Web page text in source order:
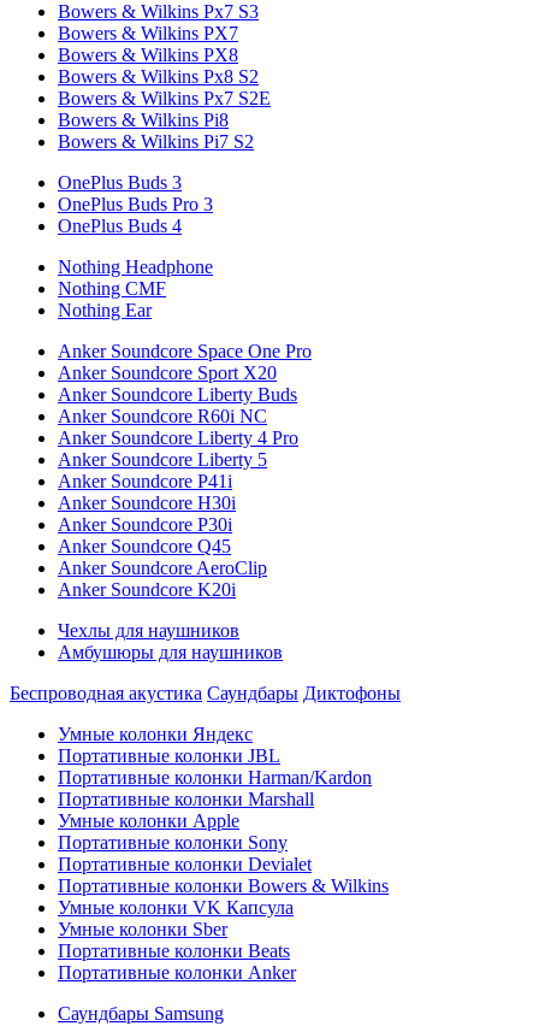
Bowers & Wilkins Px7 S3
Bowers & Wilkins PX7
Bowers & Wilkins PX8
Bowers & Wilkins Px8 S2
Bowers & Wilkins Px7 S2E
Bowers & Wilkins Pi8
Bowers & Wilkins Pi7 S2
OnePlus Buds 3
OnePlus Buds Pro 3
OnePlus Buds 4
Nothing Headphone
Nothing CMF
Nothing Ear
Anker Soundcore Space One Pro
Anker Soundcore Sport X20
Anker Soundcore Liberty Buds
Anker Soundcore R60i NC
Anker Soundcore Liberty 4 Pro
Anker Soundcore Liberty 5
Anker Soundcore P41i
Anker Soundcore H30i
Anker Soundcore P30i
Anker Soundcore Q45
Anker Soundcore AeroClip
Anker Soundcore K20i
Чехлы для наушников
Амбушюры для наушников
Беспроводная акустика Саундбары Диктофоны
Умные колонки Яндекс
Портативные колонки JBL
Портативные колонки Harman/Kardon
Портативные колонки Marshall
Умные колонки Apple
Портативные колонки Sony
Портативные колонки Devialet
Портативные колонки Bowers & Wilkins
Умные колонки VK Капсула
Умные колонки Sber
Портативные колонки Beats
Портативные колонки Anker
Саундбары Samsung